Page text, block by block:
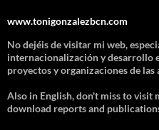
www.tonigonzalezbcn.com
No dejéis de visitar mi web,
internacionalización y desarrollo
proyectos y organizaciones de las
Also in English, don't miss to visit
download reports and